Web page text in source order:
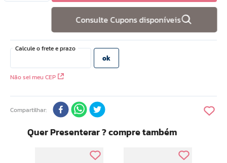
Consulte Cupons disponíveis
Não sei meu CEP
Compartilhar
Quer Presenterar ? compre também